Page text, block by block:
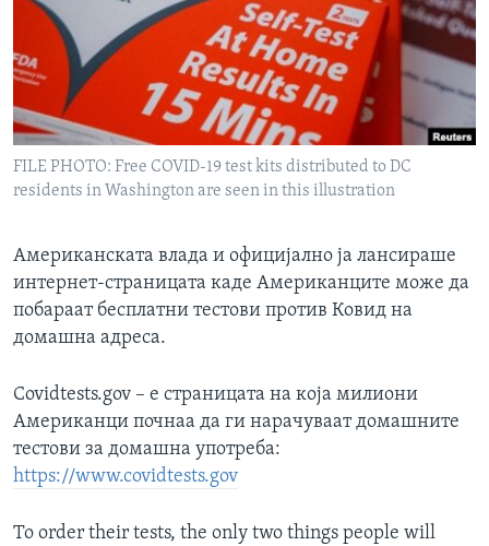
ИНТЕРВЈУА
Јазици
FILE PHOTO: Free COVID-19 test kits distributed to DC
residents in Washington are seen in this illustration
Американската влада и официјално ја лансираше
интернет-страницата каде Американците може да
побараат бесплатни тестови против Ковид на
домашна адреса.
Covidtests.gov – е страницата на која милиони
Американци почнаа да ги нарачуваат домашните
тестови за домашна употреба:
https://www.covidtests.gov
To order their tests, the only two things people will